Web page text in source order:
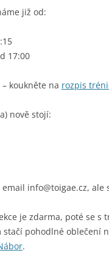
již od:
17:00
koukněte na rozpis
nově stojí:
info@toigae.cz, ale
je zdarma, poté se s
pohodlné oblečení
.